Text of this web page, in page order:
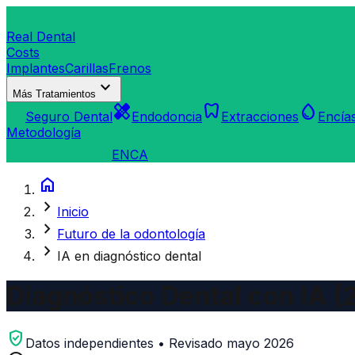
Real Dental
Costs
ImplantesCarillasFrenos
Más Tratamientos expand_more
Seguro DentalhealingEndodoncia dentistry Extracciones water_drop
Metodología
ENCA
home
chevron_right Inicio
chevron_right Futuro de la odontología
chevron_right IA en diagnóstico dental
verified_user Datos independientes • Revisado mayo 2026